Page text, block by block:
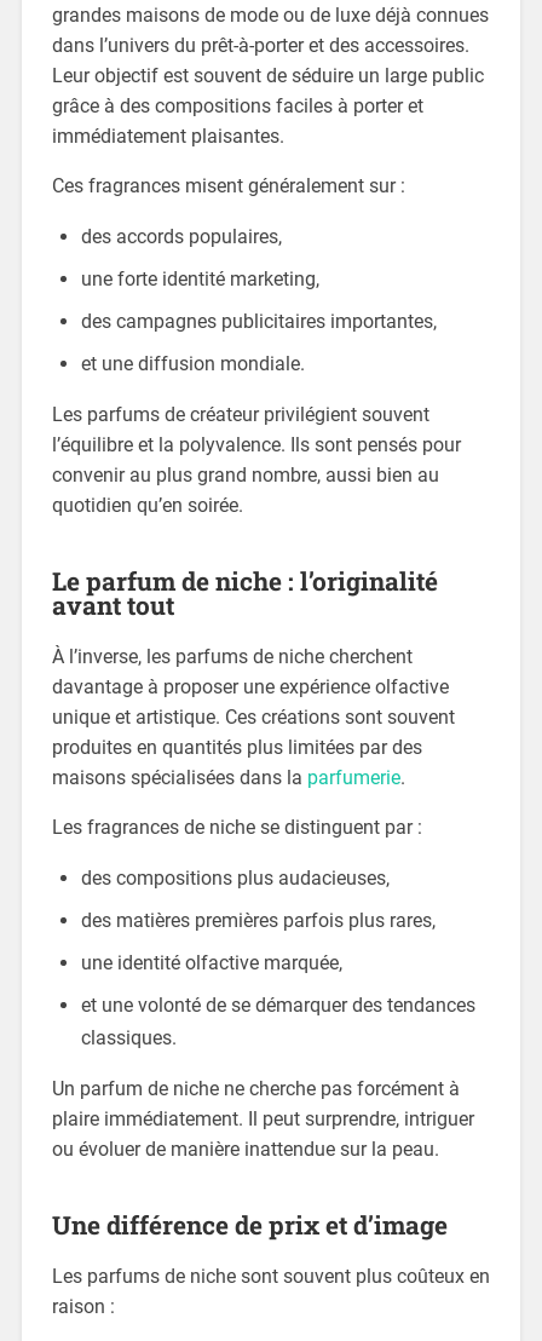
grandes maisons de mode ou de luxe déjà connues
dans l’univers du prêt-à-porter et des accessoires.
Leur objectif est souvent de séduire un large public
grâce à des compositions faciles à porter et
immédiatement plaisantes.
Ces fragrances misent généralement sur :
des accords populaires,
une forte identité marketing,
des campagnes publicitaires importantes,
et une diffusion mondiale.
Les parfums de créateur privilégient souvent
l’équilibre et la polyvalence. Ils sont pensés pour
convenir au plus grand nombre, aussi bien au
quotidien qu’en soirée.
Le parfum de niche : l’originalité
avant tout
À l’inverse, les parfums de niche cherchent
davantage à proposer une expérience olfactive
unique et artistique. Ces créations sont souvent
produites en quantités plus limitées par des
maisons spécialisées dans la parfumerie.
Les fragrances de niche se distinguent par :
des compositions plus audacieuses,
des matières premières parfois plus rares,
une identité olfactive marquée,
et une volonté de se démarquer des tendances
classiques.
Un parfum de niche ne cherche pas forcément à
plaire immédiatement. Il peut surprendre, intriguer
ou évoluer de manière inattendue sur la peau.
Une différence de prix et d’image
Les parfums de niche sont souvent plus coûteux en
raison :